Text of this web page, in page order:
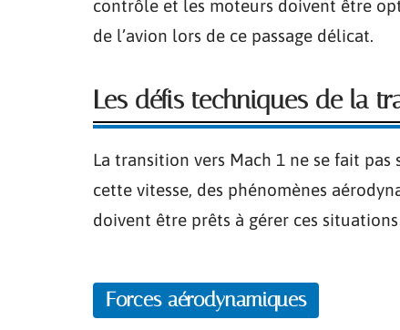
contrôle et les moteurs doivent être
de l’avion lors de ce passage délicat.
Les défis techniques de la
La transition vers Mach 1 ne se fait pas
cette vitesse, des phénomènes
doivent être prêts à gérer ces
Forces aérodynamiques